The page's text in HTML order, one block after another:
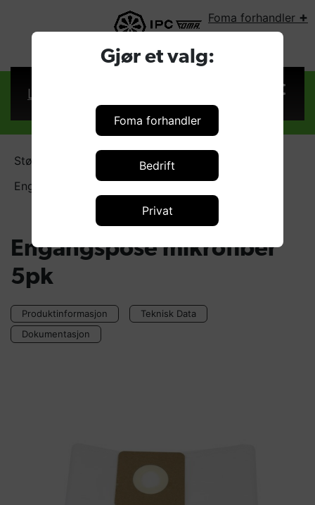
Gjør et valg:
Foma forhandler
Bedrift
Privat
Foma forhandler +
VELG LAND:
Logg inn
Støvsugerposer
Engangspose mikrofiber 5pk (5)
Engangspose mikrofiber
5pk
Produktinformasjon
Teknisk Data
Dokumentasjon